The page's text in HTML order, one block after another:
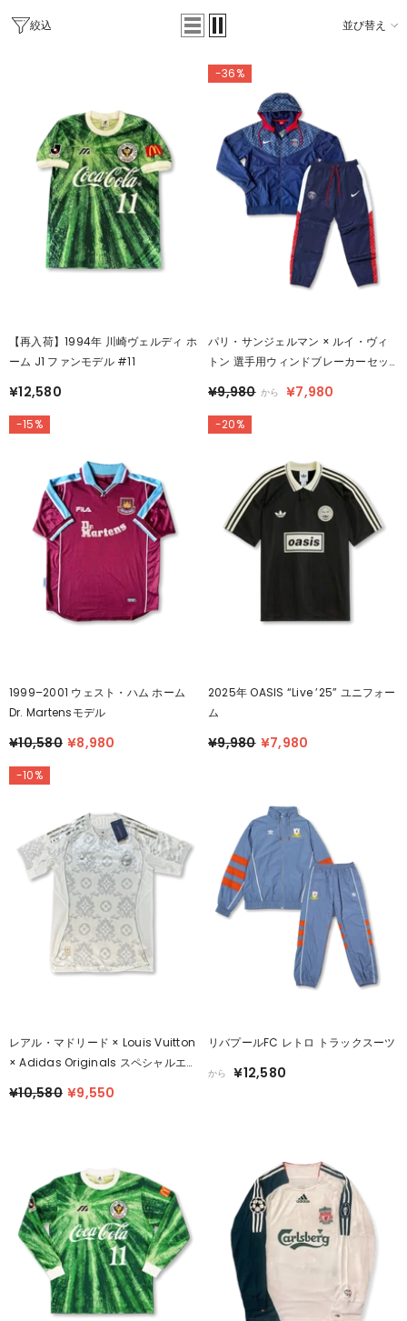
絞込 並び替え
【再入荷】1994年 川崎ヴェルディ ホ
ーム J1 ファンモデル #11
¥12,580
-36%
パリ・サンジェルマン × ルイ・ヴィ
トン 選手用ウィンドブレーカーセッ
¥9,980 から ¥7,980
-15%
1999–2001 ウェスト・ハム ホーム
Dr. Martensモデル
¥10,580 ¥8,980
-20%
2025年 OASIS “Live ’25” ユニフォー
ム
¥9,980 ¥7,980
-10%
レアル・マドリード × Louis Vuitton
× Adidas Originals スペシャルエデ
¥10,580 ¥9,550
リバプールFC レトロ トラックスーツ
から ¥12,580